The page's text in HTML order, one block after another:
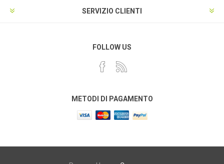
SERVIZIO CLIENTI
FOLLOW US
METODI DI PAGAMENTO